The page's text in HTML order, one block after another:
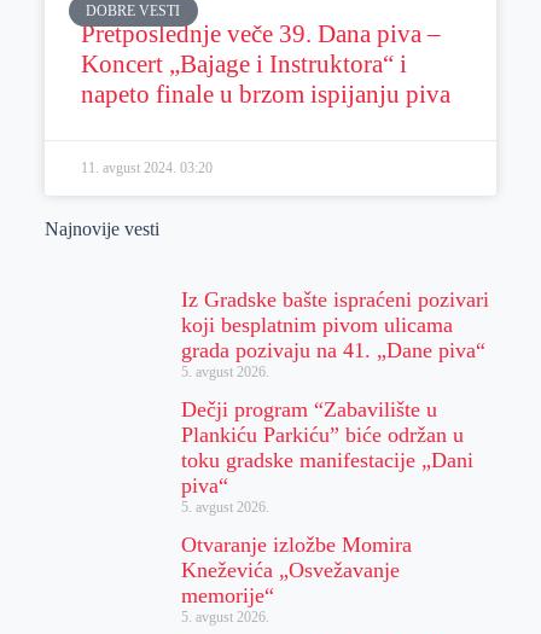
DOBRE VESTI
Pretposlednje veče 39. Dana piva –
Koncert „Bajage i Instruktora“ i
napeto finale u brzom ispijanju piva
11. avgust 2024. 03:20
Najnovije vesti
Iz Gradske bašte ispraćeni pozivari
koji besplatnim pivom ulicama
grada pozivaju na 41. „Dane piva“
5. avgust 2026.
Dečji program “Zabavilište u
Plankiću Parkiću” biće održan u
toku gradske manifestacije „Dani
piva“
5. avgust 2026.
Otvaranje izložbe Momira
Kneževića „Osvežavanje
memorije“
5. avgust 2026.